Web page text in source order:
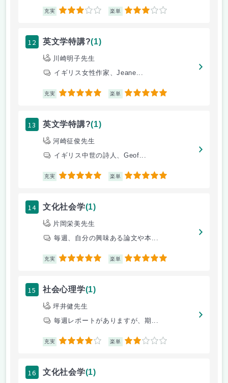
充実 3 楽単 3
12 英文学特講?(1)
川崎明子先生
イギリス女性作家、Jeane...
充実 5 楽単 5
13 英文学特講?(1)
河崎征俊先生
イギリス中世の詩人、Geof...
充実 5 楽単 5
14 文化社会学(1)
片岡栄美先生
毎週、自分の興味ある論文や本...
充実 5 楽単 5
15 社会心理学(1)
坪井健先生
毎週レポートがありますが、期...
充実 4 楽単 2
16 文化社会学(1)